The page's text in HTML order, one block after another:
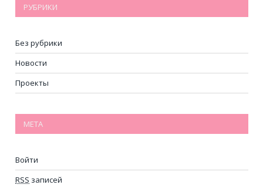
РУБРИКИ
Без рубрики
Новости
Проекты
МЕТА
Войти
RSS записей